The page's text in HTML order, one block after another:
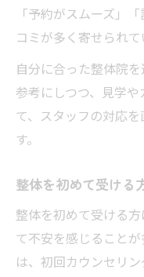
「予約がスムーズ」
コミが多く寄せられて
自分に合った整体院
参考にしつつ、見学
て、スタッフの対応
す。
整体を初めて受ける
整体を初めて受ける
て不安を感じること
は、初回カウンセリ